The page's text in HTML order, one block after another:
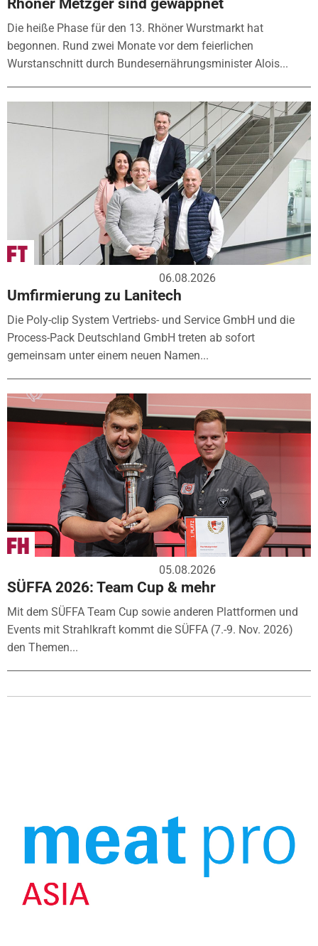
Rhöner Metzger sind gewappnet
Die heiße Phase für den 13. Rhöner Wurstmarkt hat
begonnen. Rund zwei Monate vor dem feierlichen
Wurstanschnitt durch Bundesernährungsminister Alois...
06.08.2026
Umfirmierung zu Lanitech
Die Poly-clip System Vertriebs- und Service GmbH und die
Process-Pack Deutschland GmbH treten ab sofort
gemeinsam unter einem neuen Namen...
05.08.2026
SÜFFA 2026: Team Cup & mehr
Mit dem SÜFFA Team Cup sowie anderen Plattformen und
Events mit Strahlkraft kommt die SÜFFA (7.-9. Nov. 2026)
den Themen...